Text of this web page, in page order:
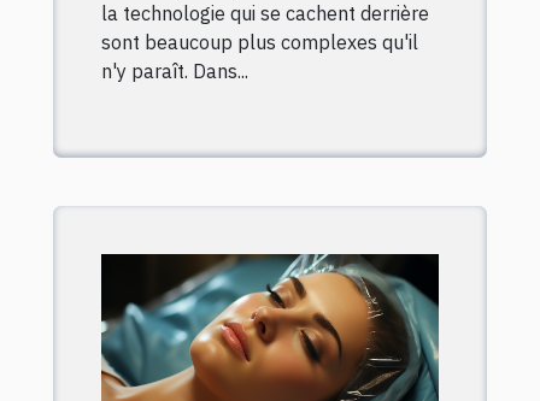
la technologie qui se cachent derrière
sont beaucoup plus complexes qu'il
n'y paraît. Dans...